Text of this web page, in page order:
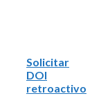
Solicitar
DOI
retroactivo